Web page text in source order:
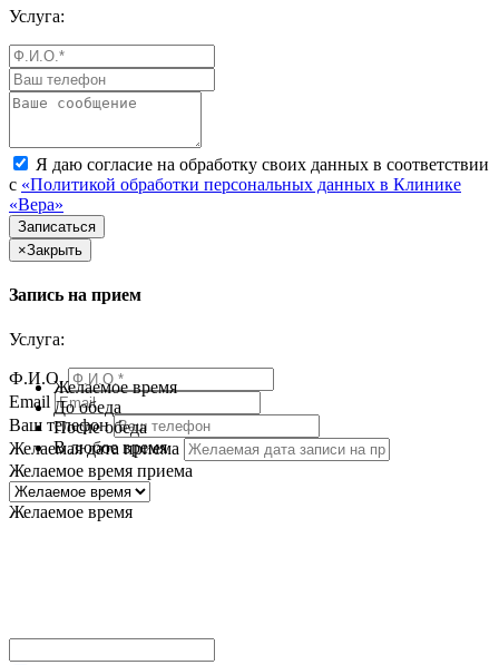
Услуга:
Я даю согласие на обработку своих данных в соответствии
с «Политикой обработки персональных данных в Клинике
«Вера»
×Закрыть
Запись на прием
Услуга:
Ф.И.О.
Email
Ваш телефон
Желаемая дата приема
Желаемое время приема
Желаемое время
Желаемое время
До обеда
После обеда
В любое время